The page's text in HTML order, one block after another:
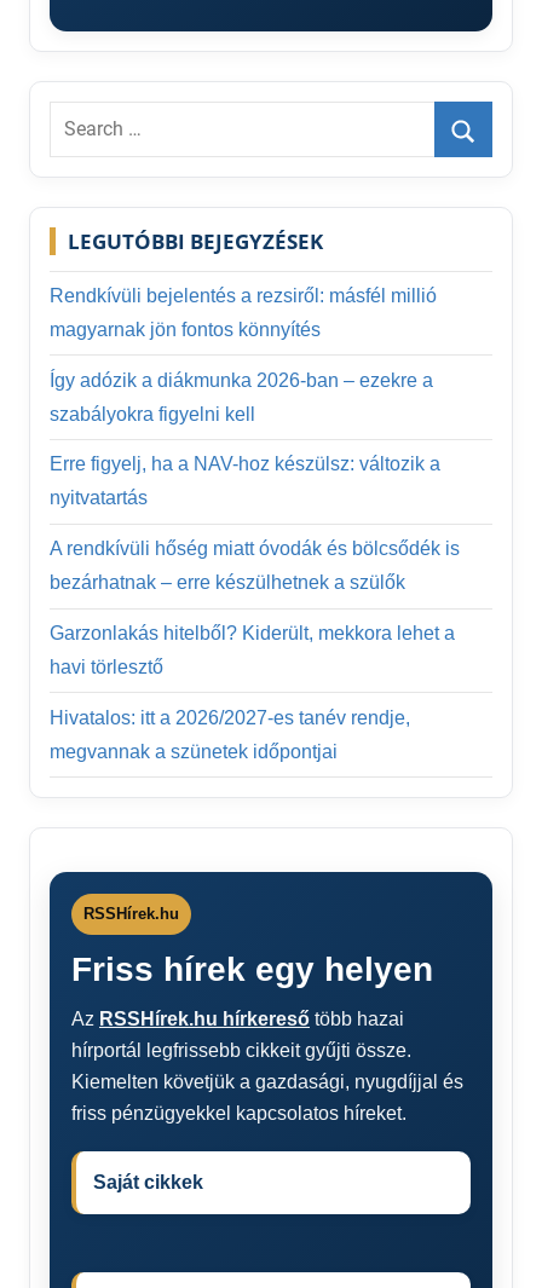
Search
Search
LEGUTÓBBI BEJEGYZÉSEK
Rendkívüli bejelentés a rezsiről: másfél millió
magyarnak jön fontos könnyítés
Így adózik a diákmunka 2026-ban – ezekre a
szabályokra figyelni kell
Erre figyelj, ha a NAV-hoz készülsz: változik a
nyitvatartás
A rendkívüli hőség miatt óvodák és bölcsődék is
bezárhatnak – erre készülhetnek a szülők
Garzonlakás hitelből? Kiderült, mekkora lehet a
havi törlesztő
Hivatalos: itt a 2026/2027-es tanév rendje,
megvannak a szünetek időpontjai
RSSHírek.hu
Friss hírek egy helyen
Az RSSHírek.hu hírkereső több hazai
hírportál legfrissebb cikkeit gyűjti össze.
Kiemelten követjük a gazdasági, nyugdíjjal és
friss pénzügyekkel kapcsolatos híreket.
Saját cikkek